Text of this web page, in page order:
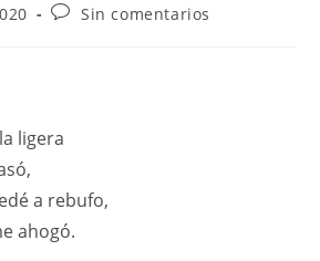
Sin comentarios
ligera
a rebufo,
ahogó.